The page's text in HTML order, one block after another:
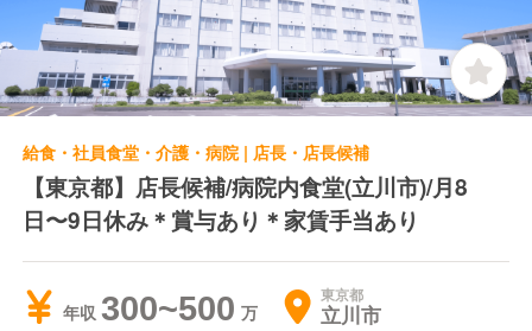
給食・社員食堂・介護・病院 | 店長・店長候補
【東京都】店長候補/病院内食堂(立川市)/月8
日〜9日休み＊賞与あり＊家賃手当あり
年収 300~500 東京都
立川市